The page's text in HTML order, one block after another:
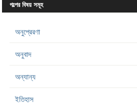
গল্পের বিষয় সমূহ
অনুপ্রেরণা
অনুবাদ
অন্যান্য
ইতিহাস